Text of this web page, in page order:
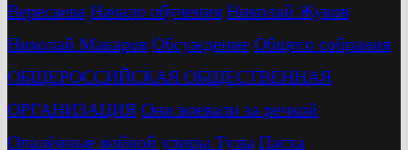
Вересаева Начало обучения Николай Жуков
Николай Макаров Обсуждение Общего собрания
ОБЩЕРОССИЙСКАЯ ОБЩЕСТВЕННАЯ
ОРГАНИЗАЦИЯ Они воевали за речкой
Опалённые войной улицы Тулы Пасха